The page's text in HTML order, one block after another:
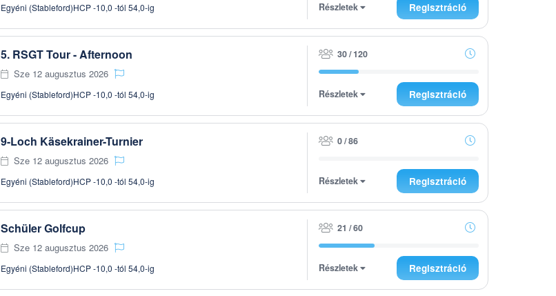
Egyéni (Stableford)HCP -10,0 -tól 54,0-ig Részletek Regisztráció
5. RSGT Tour - Afternoon
Sze 12 augusztus 2026
Egyéni (Stableford)HCP -10,0 -tól 54,0-ig
30 / 120
Részletek Regisztráció
9-Loch Käsekrainer-Turnier
Sze 12 augusztus 2026
Egyéni (Stableford)HCP -10,0 -tól 54,0-ig
0 / 86
Részletek Regisztráció
Schüler Golfcup
Sze 12 augusztus 2026
Egyéni (Stableford)HCP -10,0 -tól 54,0-ig
21 / 60
Részletek Regisztráció